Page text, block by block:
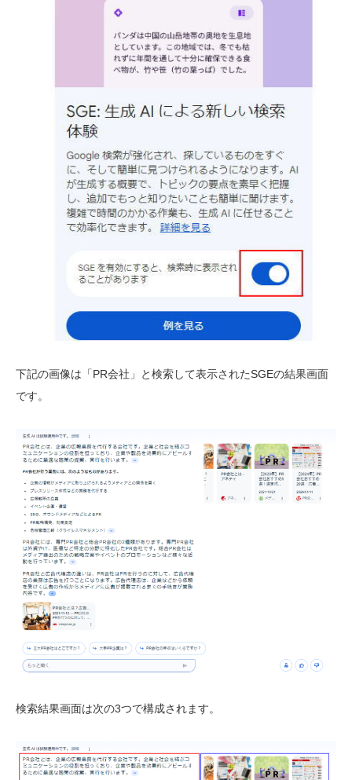
下記の画像は「PR会社」と検索して表示されたSGEの結果画面
です。
検索結果画面は次の3つで構成されます。